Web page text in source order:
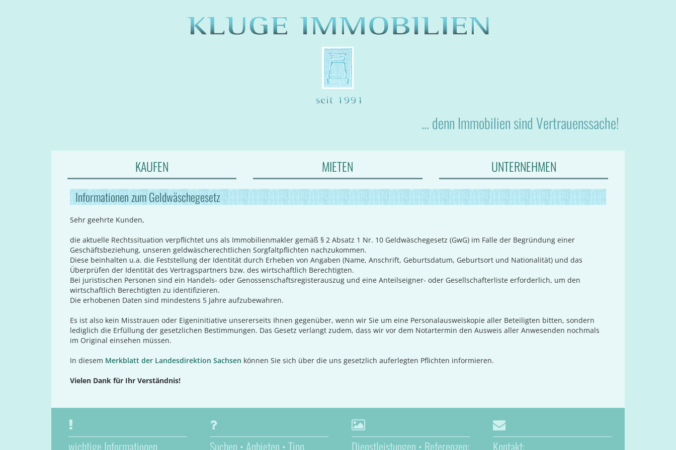
... denn Immobilien sind Vertrauenssache!
KAUFEN MIETEN UNTERNEHMEN
Informationen zum Geldwäschegesetz
Sehr geehrte Kunden,
die aktuelle Rechtssituation verpflichtet uns als Immobilienmakler gemäß § 2 Absatz 1 Nr. 10 Geldwäschegesetz (GwG) im Falle der Begründung einer
Geschäftsbeziehung, unseren geldwäscherechtlichen Sorgfaltpflichten nachzukommen.
Diese beinhalten u.a. die Feststellung der Identität durch Erheben von Angaben (Name, Anschrift, Geburtsdatum, Geburtsort und Nationalität) und das
Überprüfen der Identität des Vertragspartners bzw. des wirtschaftlich Berechtigten.
Bei juristischen Personen sind ein Handels- oder Genossenschaftsregisterauszug und eine Anteilseigner- oder Gesellschafterliste erforderlich, um den
wirtschaftlich Berechtigten zu identifizieren.
Die erhobenen Daten sind mindestens 5 Jahre aufzubewahren.
Es ist also kein Misstrauen oder Eigeninitiative unsererseits Ihnen gegenüber, wenn wir Sie um eine Personalausweiskopie aller Beteiligten bitten, sondern
lediglich die Erfüllung der gesetzlichen Bestimmungen. Das Gesetz verlangt zudem, dass wir vor dem Notartermin den Ausweis aller Anwesenden nochmals
im Original einsehen müssen.
In diesem Merkblatt der Landesdirektion Sachsen können Sie sich über die uns gesetzlich auferlegten Pflichten informieren.
Vielen Dank für Ihr Verständnis!
wichtige Informationen Suchen • Anbieten • Tipp Dienstleistungen • Referenzen: Kontakt: